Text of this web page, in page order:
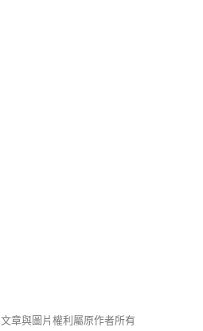
文章與圖片權利屬原作者所有